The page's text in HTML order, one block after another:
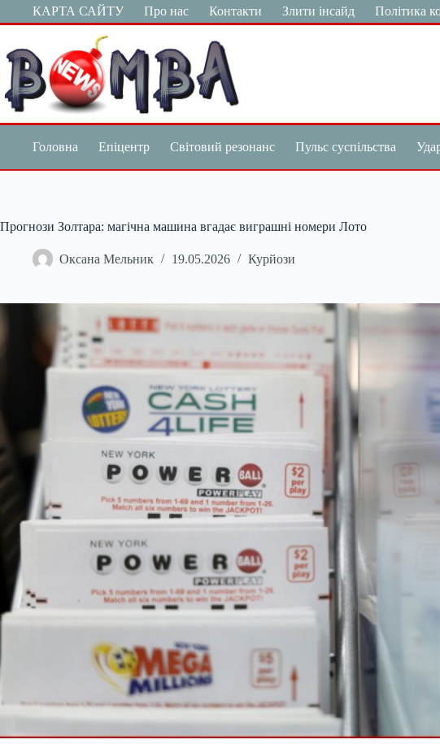
Перейти
до
КАРТА САЙТУ Про нас Контакти Злити інсайд Політика
Головна Епіцентр Світовий резонанс Пульс суспільства
Прогнози Золтара: магічна машина вгадає виграшні номери Лото
Оксана Мельник 19.05.2026 Курйози